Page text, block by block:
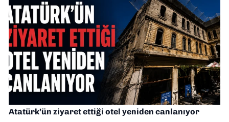
Atatürk’ün ziyaret ettiği otel yeniden canlanıyor